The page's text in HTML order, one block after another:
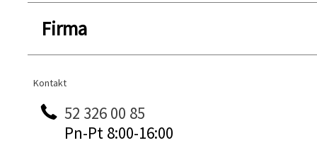
Firma
Kontakt
Kontakt
52 326 00 85
Pn-Pt 8:00-16:00